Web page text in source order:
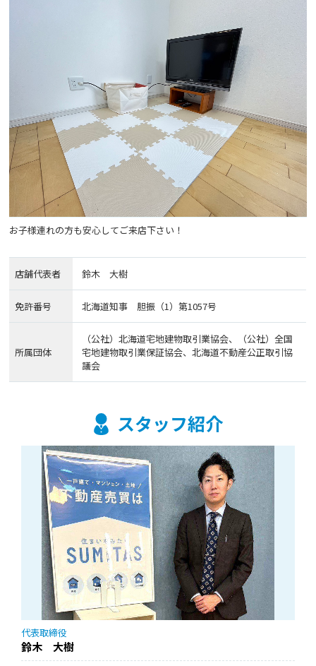
お子様連れの方も安心してご来店下さい！
店舗代表者 鈴木 大樹
免許番号 北海道知事 胆振（1）第1057号
所属団体
（公社）北海道宅地建物取引業協会、（公社）全国
宅地建物取引業保証協会、北海道不動産公正取引協
議会
スタッフ紹介
代表取締役
鈴木 大樹